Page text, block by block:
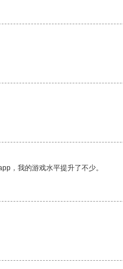
，我的游戏水平提升了不少。